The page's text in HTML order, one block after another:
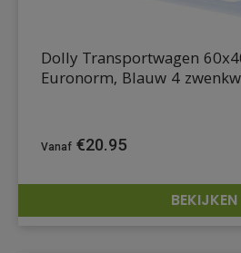
Dolly Transportwagen
Euronorm, Blauw 4
€20.95
BEKIJKEN